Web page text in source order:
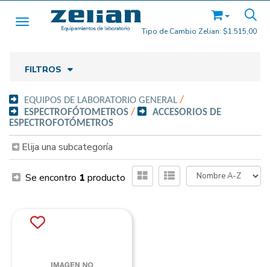
Tipo de Cambio Zelian: $1.515,00
Toggle navigation
FILTROS
EQUIPOS DE LABORATORIO GENERAL /
ESPECTROFÓTOMETROS /
ACCESORIOS DE
ESPECTROFOTÓMETROS
Elija una subcategoría
Se encontro 1 producto